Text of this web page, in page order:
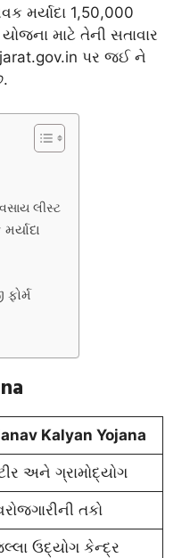
મર્યાદા 1,50,000
માટે તેની સતાવાર
પર જઈ ને
લીસ્ટ
Kalyan Yojana
અને ગ્રામોદ્યોગ
તકો
ઉદ્યોગ કેન્દ્ર